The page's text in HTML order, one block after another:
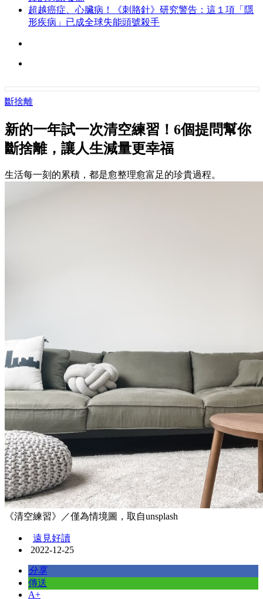
超越癌症、心臟病！《刺胳針》研究警告：這１項「隱
形疾病」已成全球失能頭號殺手
斷捨離
新的一年試一次清空練習！6個提問幫你
斷捨離，讓人生減量更幸福
生活每一刻的累積，都是愈整理愈富足的珍貴過程。
《清空練習》／僅為情境圖，取自unsplash
遠見好讀
2022-12-25
分享
傳送
A+